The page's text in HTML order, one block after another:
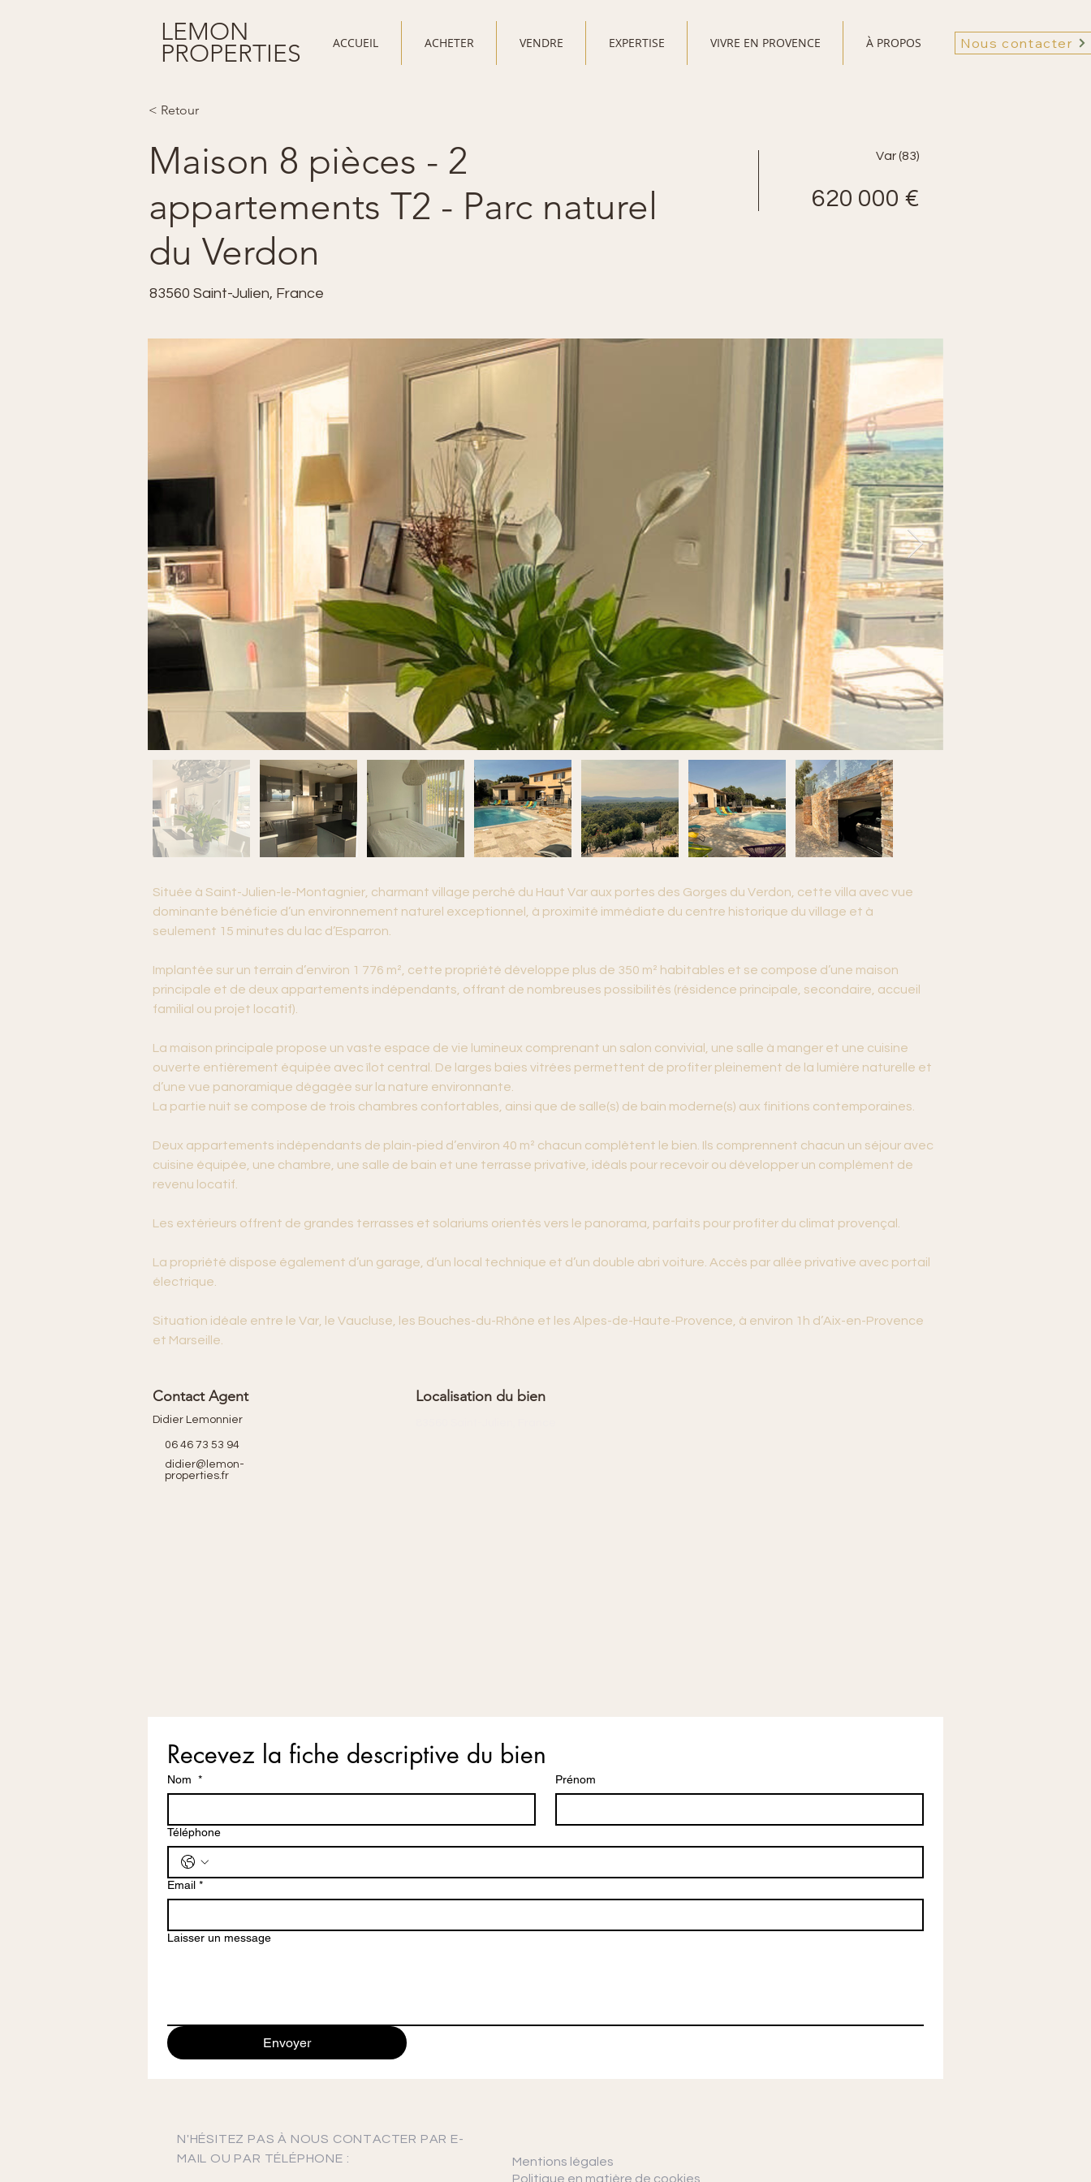
LEMON
PROPERTIES ACCUEIL ACHETER VENDRE EXPERTISE VIVRE EN PROVENCE À PROPOS Nous contacter
< Retour
Maison 8 pièces - 2
appartements T2 - Parc naturel
du Verdon
83560 Saint-Julien, France
Var (83)
620 000 €
Située à Saint-Julien-le-Montagnier, charmant village perché du Haut Var aux portes des Gorges du Verdon, cette villa avec vue
dominante bénéficie d’un environnement naturel exceptionnel, à proximité immédiate du centre historique du village et à
seulement 15 minutes du lac d’Esparron.
Implantée sur un terrain d’environ 1 776 m², cette propriété développe plus de 350 m² habitables et se compose d’une maison
principale et de deux appartements indépendants, offrant de nombreuses possibilités (résidence principale, secondaire, accueil
familial ou projet locatif).
La maison principale propose un vaste espace de vie lumineux comprenant un salon convivial, une salle à manger et une cuisine
ouverte entièrement équipée avec îlot central. De larges baies vitrées permettent de profiter pleinement de la lumière naturelle et
d’une vue panoramique dégagée sur la nature environnante.
La partie nuit se compose de trois chambres confortables, ainsi que de salle(s) de bain moderne(s) aux finitions contemporaines.
Deux appartements indépendants de plain-pied d’environ 40 m² chacun complètent le bien. Ils comprennent chacun un séjour avec
cuisine équipée, une chambre, une salle de bain et une terrasse privative, idéals pour recevoir ou développer un complément de
revenu locatif.
Les extérieurs offrent de grandes terrasses et solariums orientés vers le panorama, parfaits pour profiter du climat provençal.
La propriété dispose également d’un garage, d’un local technique et d’un double abri voiture. Accès par allée privative avec portail
électrique.
Situation idéale entre le Var, le Vaucluse, les Bouches-du-Rhône et les Alpes-de-Haute-Provence, à environ 1h d’Aix-en-Provence
et Marseille.
Contact Agent
Didier Lemonnier
06 46 73 53 94
didier@lemon-
properties.fr
Localisation du bien
Recevez la fiche descriptive du bien
Nom * Prénom
Téléphone
Email *
Laisser un message
Envoyer
N'HÉSITEZ PAS À NOUS CONTACTER PAR E-
MAIL OU PAR TÉLÉPHONE :
Mentions légales
Politique en matière de cookies